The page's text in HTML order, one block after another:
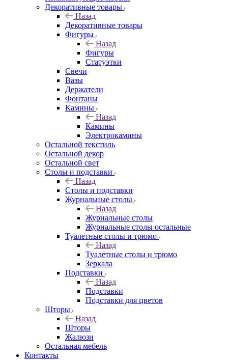
Декоративные товары
Назад
Декоративные товары
Фигуры
Назад
Фигуры
Статуэтки
Свечи
Вазы
Держатели
Фонтаны
Камины
Назад
Камины
Электрокамины
Остальной текстиль
Остальной декор
Остальной свет
Столы и подставки
Назад
Столы и подставки
Журнальные столы
Назад
Журнальные столы
Журнальные столы остальные
Туалетные столы и трюмо
Назад
Туалетные столы и трюмо
Зеркала
Подставки
Назад
Подставки
Подставки для цветов
Шторы
Назад
Шторы
Жалюзи
Остальная мебель
Контакты